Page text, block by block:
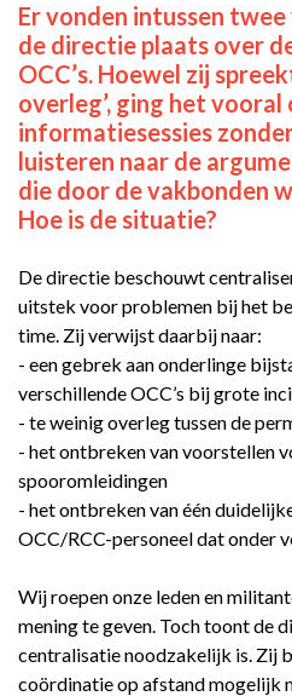
Er vonden intussen
de directie plaats over
OCC’s. Hoewel zij
overleg’, ging het vooral
informatiesessies
luisteren naar de
die door de vakbonden
Hoe is de situatie?
De directie beschouwt
uitstek voor problemen bij het
time. Zij verwijst daarbij naar:
- een gebrek aan onderlinge
verschillende OCC’s bij grote
- te weinig overleg tussen de
- het ontbreken van voorstellen
spooromleidingen
- het ontbreken van één
OCC/RCC-personeel dat onder
Wij roepen onze leden en
mening te geven. Toch toont de
centralisatie noodzakelijk is. Zij
coördinatie op afstand mogelijk